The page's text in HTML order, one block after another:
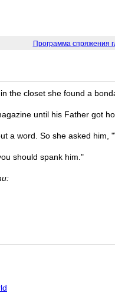
Программа спряжения
the closet she found a
until his Father got
a word. So she asked him,
should spank him."